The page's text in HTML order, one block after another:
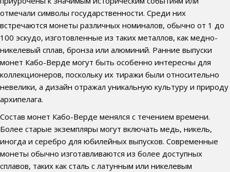
отмечали символы государственности. Среди них
встречаются монеты различных номиналов, обычно от 1 до
100 эскудо, изготовленные из таких металлов, как медно-
никелевый сплав, бронза или алюминий. Ранние выпуски
монет Кабо-Верде могут быть особенно интересны для
коллекционеров, поскольку их тиражи были относительно
невелики, а дизайн отражал уникальную культуру и природу
архипелага.
Состав монет Кабо-Верде менялся с течением времени.
Более старые экземпляры могут включать медь, никель,
иногда и серебро для юбилейных выпусков. Современные
монеты обычно изготавливаются из более доступных
сплавов, таких как сталь с латунным или никелевым